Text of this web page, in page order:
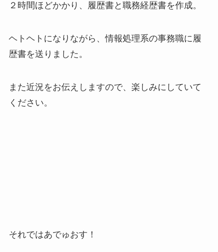
２時間ほどかかり、履歴書と職務経歴書を作成。
ヘトヘトになりながら、情報処理系の事務職に履
歴書を送りました。
また近況をお伝えしますので、楽しみにしていて
ください。
それではあでゅおす！